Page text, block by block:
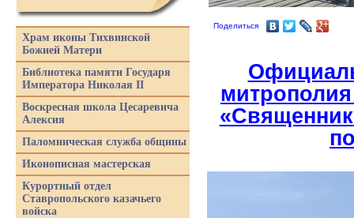
Поделиться
«Священник
Храм иконы Тихвинской
Божией Матери
Библиотека памяти Государя
Императора Николая II
Воскресная школа Цесаревича
Алексия
Паломническая служба общины
Иконописная мастерская
Курортный отдел
Ставропольского казачьего
войска